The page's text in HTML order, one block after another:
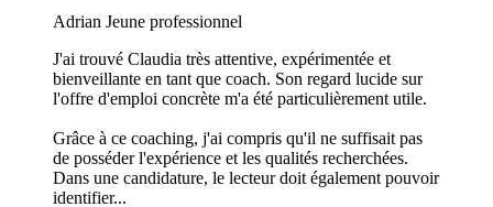
Adrian Jeune professionnel
J'ai trouvé Claudia très attentive, expérimentée et
bienveillante en tant que coach. Son regard lucide sur
l'offre d'emploi concrète m'a été particulièrement utile.
Grâce à ce coaching, j'ai compris qu'il ne suffisait pas
de posséder l'expérience et les qualités recherchées.
Dans une candidature, le lecteur doit également pouvoir
identifier...